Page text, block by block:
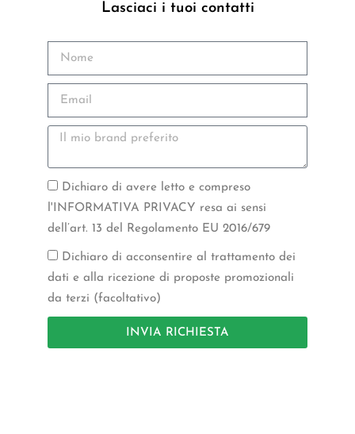
Lasciaci i tuoi contatti
Dichiaro di avere letto e compreso
l'INFORMATIVA PRIVACY resa ai sensi
dell’art. 13 del Regolamento EU 2016/679
Dichiaro di acconsentire al trattamento dei
dati e alla ricezione di proposte promozionali
da terzi (facoltativo)
INVIA RICHIESTA